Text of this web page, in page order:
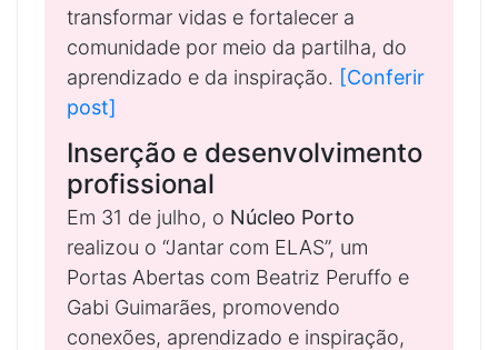
transformar vidas e fortalecer a
comunidade por meio da partilha, do
aprendizado e da inspiração. [Conferir
post]
Inserção e desenvolvimento
profissional
Em 31 de julho, o Núcleo Porto
realizou o “Jantar com ELAS”, um
Portas Abertas com Beatriz Peruffo e
Gabi Guimarães, promovendo
conexões, aprendizado e inspiração,